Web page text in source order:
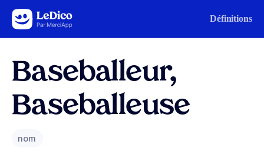
Aller au contenu Définitions
Baseballeur,
Baseballeuse
nom